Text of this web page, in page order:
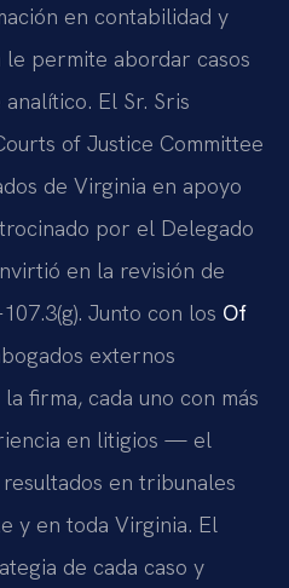
en contabilidad y
le permite abordar casos
El Sr. Sris
of Justice Committee
de Virginia en apoyo
por el Delegado
en la revisión de
Junto con los Of
externos
firma, cada uno con más
en litigios — el
en tribunales
y en toda Virginia. El
de cada caso y